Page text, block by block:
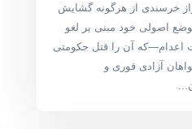
خرسندی از هرگونه گشایش
اصولی خود مبنی بر لغو
اعدام—که آن را قتل حکومتی
آزادی فوری و